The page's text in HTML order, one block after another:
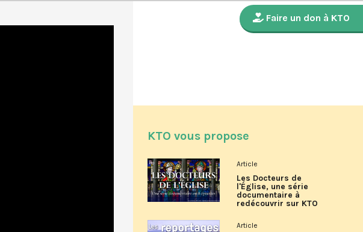
Faire un don à KTO
KTO vous propose
Article
Les Docteurs de
l'Église, une série
documentaire à
redécouvrir sur KTO
Article